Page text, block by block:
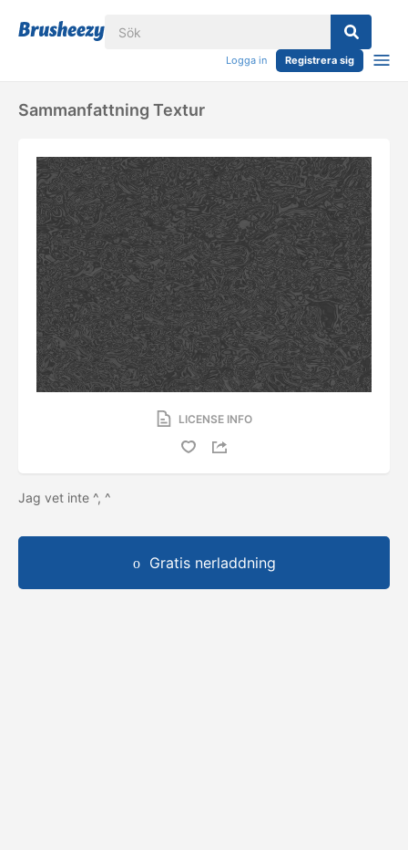
Logga in Registrera sig
Sammanfattning Textur
LICENSE INFO
Jag vet inte ^, ^
Gratis nerladdning